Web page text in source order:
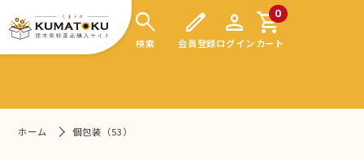
search
検索
edit
会員登録
person
ログイン
0
shopping_cart
カート
ホーム 個包装（53）